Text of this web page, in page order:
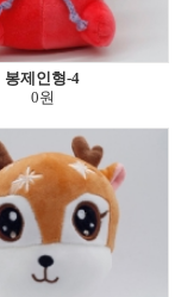
봉제인형-4
0원